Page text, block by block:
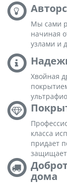
Мы сами
начиная
узлами и
Хвойная
класса
придает
защищает
дома